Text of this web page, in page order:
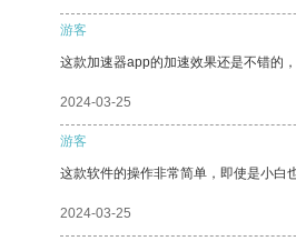
游客
这款加速器app的加速效果还是不错的
2024-03-25
游客
这款软件的操作非常简单，即使是小白
2024-03-25